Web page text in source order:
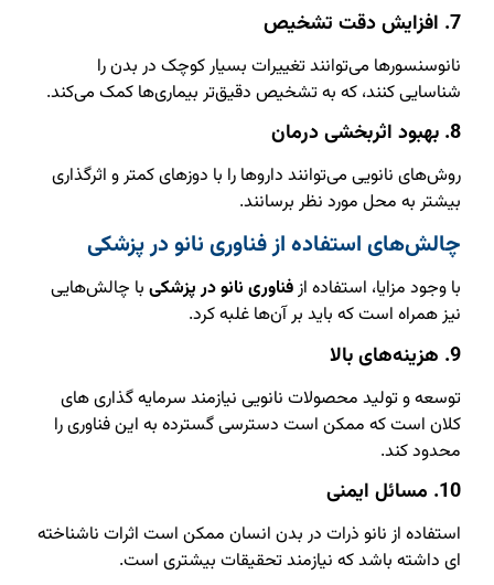
7. افزایش دقت تشخیص
نانوسنسورها می‌توانند تغییرات بسیار کوچک در بدن را
شناسایی کنند، که به تشخیص دقیق‌تر بیماری‌ها کمک می‌کند.
8. بهبود اثربخشی درمان
روش‌های نانویی می‌توانند داروها را با دوزهای کمتر و اثرگذاری
بیشتر به محل مورد نظر برسانند.
چالش‌های استفاده از فناوری نانو در پزشکی
با وجود مزایا، استفاده ازفناوری نانو در پزشکی با چالش‌هایی
نیز همراه است که باید بر آن‌ها غلبه کرد.
9. هزینه‌های بالا
توسعه و تولید محصولات نانویی نیازمند سرمایه‌ گذاری‌ های
کلان است که ممکن است دسترسی گسترده به این فناوری را
محدود کند.
10. مسائل ایمنی
استفاده از نانو ذرات در بدن انسان ممکن است اثرات ناشناخته‌
ای داشته باشد که نیازمند تحقیقات بیشتری است.